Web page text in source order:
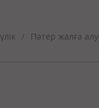
/ Пәтер жалға алу